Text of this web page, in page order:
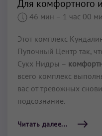
Для комфортного
46 мин – 1 час 00
Этот комплекс
Пупочный Центр так,
Сукх Нидры –
всего комплекс
вас от тревожных
подсознание.
Читать далее...